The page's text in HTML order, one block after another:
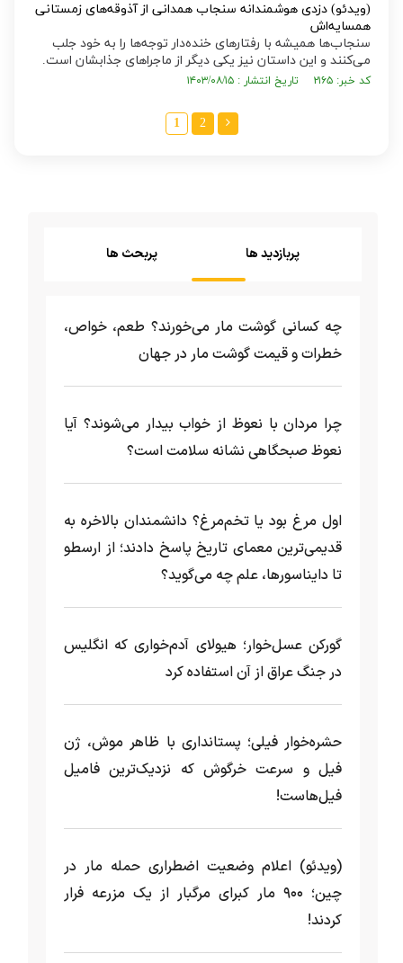
(ویدئو) دزدی هوشمندانه سنجاب همدانی از آذوقه‌های زمستانی
همسایه‌اش
سنجاب‌ها همیشه با رفتار‌های خنده‌دار توجه‌ها را به خود جلب
می‌کنند و این داستان نیز یکی دیگر از ماجرا‌های جذابشان است.
کد خبر: ۲۱۶۵ تاریخ انتشار : ۱۴۰۳/۰۸/۱۵
1 2
پربازدید ها پربحث ها
چه کسانی گوشت مار می‌خورند؟ طعم، خواص،
خطرات و قیمت گوشت مار در جهان
چرا مردان با نعوظ از خواب بیدار می‌شوند؟ آیا
نعوظ صبحگاهی نشانه سلامت است؟
اول مرغ بود یا تخم‌مرغ؟ دانشمندان بالاخره به
قدیمی‌ترین معمای تاریخ پاسخ دادند؛ از ارسطو
تا دایناسورها، علم چه می‌گوید؟
گورکن عسل‌خوار؛ هیولای آدم‌خواری که انگلیس
در جنگ عراق از آن استفاده کرد
حشره‌خوار فیلی؛ پستانداری با ظاهر موش، ژن
فیل و سرعت خرگوش که نزدیک‌ترین فامیل
فیل‌هاست!
(ویدئو) اعلام وضعیت اضطراری حمله مار‌ در
چین؛ ۹۰۰ مار کبرای مرگبار از یک مزرعه‌ فرار
کردند!